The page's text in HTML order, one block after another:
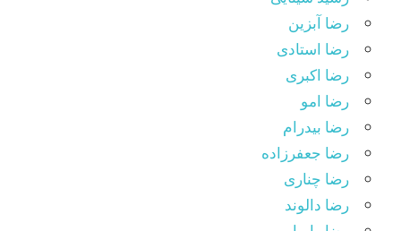
رضا آبزین
رضا استادی
رضا اکبری
رضا امو
رضا بیدرام
رضا جعفرزاده
رضا چناری
رضا دالوند